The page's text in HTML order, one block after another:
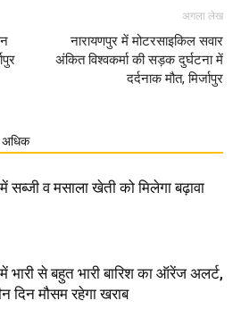
अगला लेख
नारायणपुर में मोटरसाइकिल सवार
अंकित विश्वकर्मा की सड़क दुर्घटना में
दर्दनाक मौत, मिर्जापुर
में सब्जी व मसाला खेती को मिलेगा बढ़ावा
में भारी से बहुत भारी बारिश का ऑरेंज अलर्ट,
दिन मौसम रहेगा खराब